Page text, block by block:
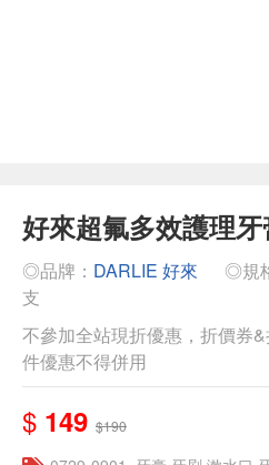
好來超氟多效護理
◎品牌： DARLIE 好來
◎規
支
不參加全站現折優惠，折價券
件優惠不得併用
$ 149 $190